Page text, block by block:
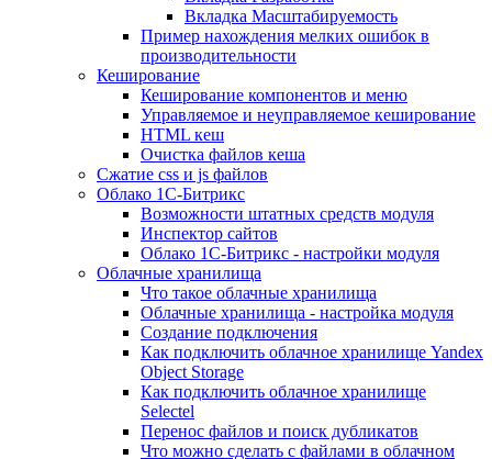
Вкладка Масштабируемость
Пример нахождения мелких ошибок в
производительности
Кеширование
Кеширование компонентов и меню
Управляемое и неуправляемое кеширование
HTML кеш
Очистка файлов кеша
Сжатие css и js файлов
Облако 1С-Битрикс
Возможности штатных средств модуля
Инспектор сайтов
Облако 1С-Битрикс - настройки модуля
Облачные хранилища
Что такое облачные хранилища
Облачные хранилища - настройка модуля
Создание подключения
Как подключить облачное хранилище Yandex
Object Storage
Как подключить облачное хранилище
Selectel
Перенос файлов и поиск дубликатов
Что можно сделать с файлами в облачном